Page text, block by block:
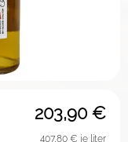
203,90 €
407,80 € je liter